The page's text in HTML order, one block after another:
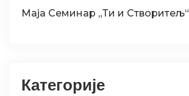
Maja Семинар „Ти и Створитељ“
Категорије